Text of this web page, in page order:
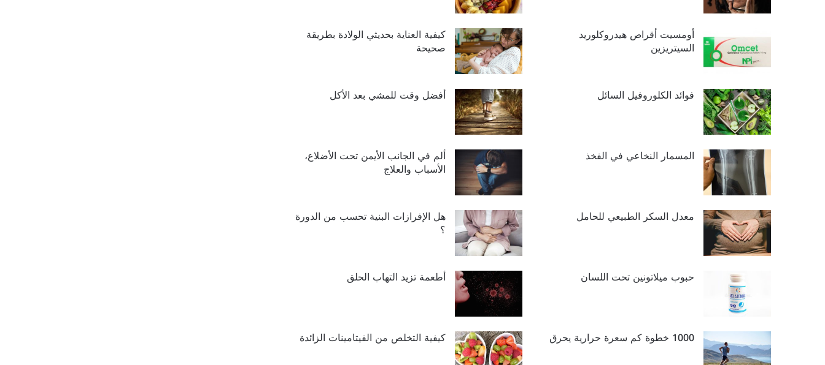
أومسيت أقراص هيدروكلوريد
السيتريزين
كيفية العناية بحديثي الولادة بطريقة
صحيحة
فوائد الكلوروفيل السائل أفضل وقت للمشي بعد الأكل
المسمار النخاعي في الفخذ ألم في الجانب الأيمن تحت الأضلاع،
الأسباب والعلاج
معدل السكر الطبيعي للحامل هل الإفرازات البنية تحسب من الدورة
؟
حبوب ميلاتونين تحت اللسان أطعمة تزيد التهاب الحلق
1000 خطوة كم سعرة حرارية يحرق كيفية التخلص من الفيتامينات الزائدة